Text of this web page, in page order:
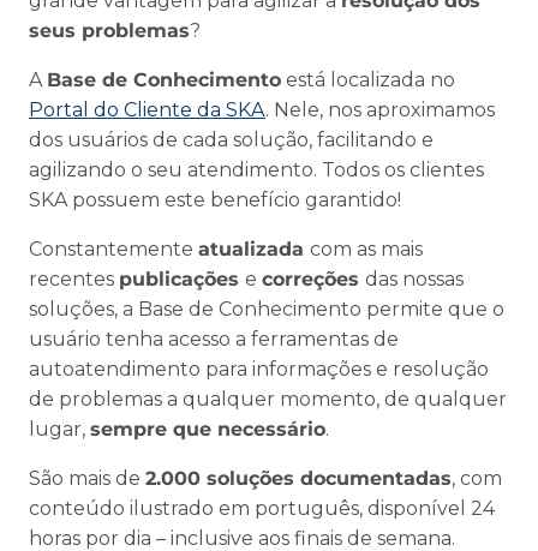
seus problemas?
A Base de Conhecimento está localizada no
Portal do Cliente da SKA. Nele, nos aproximamos
dos usuários de cada solução, facilitando e
agilizando o seu atendimento. Todos os clientes
SKA possuem este benefício garantido!
Constantemente atualizada com as mais
recentes publicações e correções das nossas
soluções, a Base de Conhecimento permite que o
usuário tenha acesso a ferramentas de
autoatendimento para informações e resolução
de problemas a qualquer momento, de qualquer
lugar, sempre que necessário.
São mais de 2.000 soluções documentadas, com
conteúdo ilustrado em português, disponível 24
horas por dia – inclusive aos finais de semana.